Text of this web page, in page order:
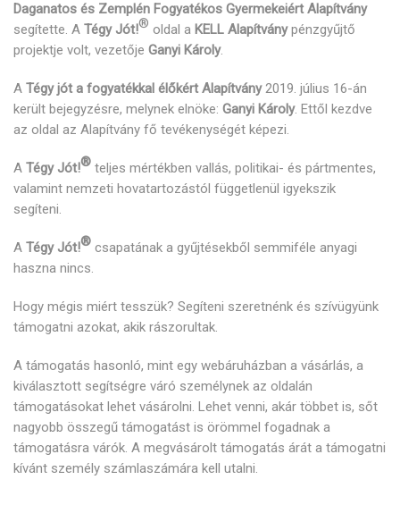
Daganatos és Zemplén Fogyatékos Gyermekeiért Alapítvány
segítette. A Tégy Jót!® oldal a KELL Alapítványpénzgyűjtő
projektje volt, vezetője Ganyi Károly.
A Tégy jót a fogyatékkal élőkért Alapítvány2019. július 16-án
került bejegyzésre, melynek elnöke: Ganyi Károly. Ettől kezdve
az oldal az Alapítvány fő tevékenységét képezi.
A Tégy Jót!® teljes mértékben vallás, politikai- és pártmentes,
valamint nemzeti hovatartozástól függetlenül igyekszik
segíteni.
A Tégy Jót!® csapatának a gyűjtésekből semmiféle anyagi
haszna nincs.
Hogy mégis miért tesszük? Segíteni szeretnénk és szívügyünk
támogatni azokat, akik rászorultak.
A támogatás hasonló, mint egy webáruházban a vásárlás, a
kiválasztott segítségre váró személynek az oldalán
támogatásokat lehet vásárolni. Lehet venni, akár többet is, sőt
nagyobb összegű támogatást is örömmel fogadnak a
támogatásra várók. A megvásárolt támogatás árát a támogatni
kívánt személy számlaszámára kell utalni.